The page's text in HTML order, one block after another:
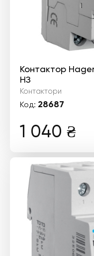
Контактор
НЗ
Контактори
Код: 28687
1 040 ₴